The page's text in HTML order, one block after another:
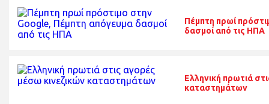
Πέμπτη πρωί
δασμοί από τις ΗΠΑ
Ελληνική πρωτιά
καταστημάτων